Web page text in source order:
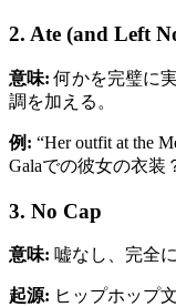
2. Ate (and Left
意味: 何かを完璧に
調を加える。
例: “Her outfit at the
Galaでの彼女の衣装
3. No Cap
意味: 嘘なし、完全
起源: ヒップホップ